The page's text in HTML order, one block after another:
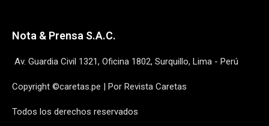
Nota & Prensa S.A.C.
Av. Guardia Civil 1321, Oficina 1802, Surquillo, Lima - Perú
Copyright ©caretas.pe | Por Revista Caretas
Todos los derechos reservados